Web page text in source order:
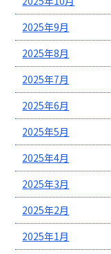
2025年9月
2025年8月
2025年7月
2025年6月
2025年5月
2025年4月
2025年3月
2025年2月
2025年1月